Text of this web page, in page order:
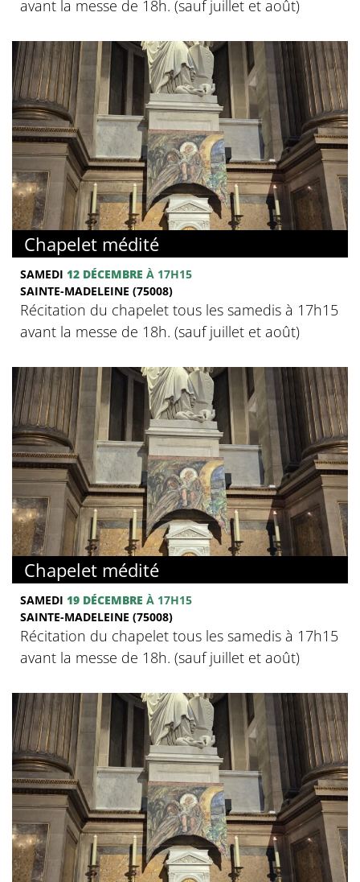
avant la messe de 18h. (sauf juillet et août)
Chapelet médité
SAMEDI 12 DÉCEMBRE À 17H15
SAINTE-MADELEINE (75008)
Récitation du chapelet tous les samedis à 17h15
avant la messe de 18h. (sauf juillet et août)
Chapelet médité
SAMEDI 19 DÉCEMBRE À 17H15
SAINTE-MADELEINE (75008)
Récitation du chapelet tous les samedis à 17h15
avant la messe de 18h. (sauf juillet et août)